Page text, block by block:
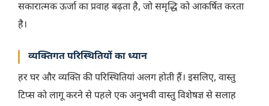
सकारात्मक ऊर्जा का प्रवाह बढ़ता है, जो समृद्धि को आकर्षित करता
है।
व्यक्तिगत परिस्थितियों का ध्यान
हर घर और व्यक्ति की परिस्थितियां अलग होती हैं। इसलिए, वास्तु
टिप्स को लागू करने से पहले एक अनुभवी वास्तु विशेषज्ञ से सलाह